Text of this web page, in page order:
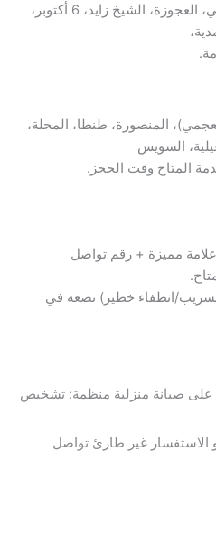
الهرم، فيصل، المهندسين، الدقي، العجوزة، الشيخ زايد، 6 أكتوبر،
المنصورة، طنطا، المحلة،
السويس
المتاح وقت الحجز.
مميزة + رقم تواصل
تسريب/انطفاء خطير) نضعه في
صيانة منزلية منظمة: تشخيص
غير طارئ تواصل